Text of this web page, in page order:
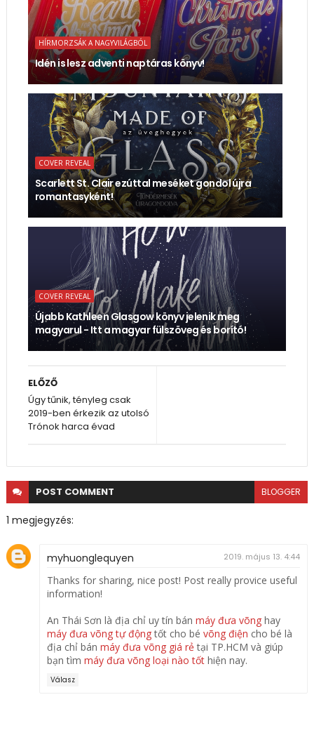
HÍRMORZSÁK A NAGYVILÁGBÓL
Idén is lesz adventi naptáras könyv!
COVER REVEAL
Scarlett St. Clair ezúttal meséket gondol újra
romantasyként!
COVER REVEAL
Újabb Kathleen Glasgow könyv jelenik meg
magyarul - Itt a magyar fülszöveg és borító!
ELŐZŐ
Úgy tűnik, tényleg csak
2019-ben érkezik az utolsó
Trónok harca évad
POST COMMENT BLOGGER
1 megjegyzés:
myhuonglequyen 2019. május 13. 4:44
Thanks for sharing, nice post! Post really provice useful
information!
An Thái Sơn là địa chỉ uy tín bán máy đưa võnghay
máy đưa võng tự độngtốt cho bé võng điện cho bé là
địa chỉ bán máy đưa võng giá rẻ tại TP.HCM và giúp
bạn tìm máy đưa võng loại nào tốthiện nay.
Válasz